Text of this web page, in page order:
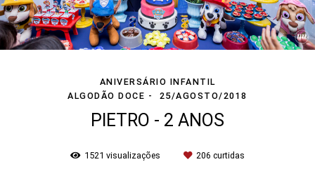
ANIVERSÁRIO INFANTIL
ALGODÃO DOCE
25/AGOSTO/2018
PIETRO - 2 ANOS
1521 visualizações 206 curtidas